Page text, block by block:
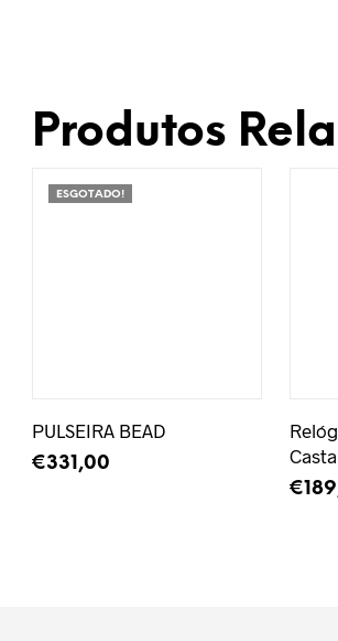
Produtos
ESGOTADO!
PULSEIRA BEAD
€331,00
€